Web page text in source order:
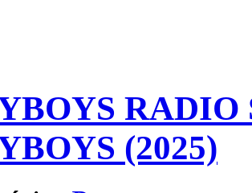
RADIO
(2025)